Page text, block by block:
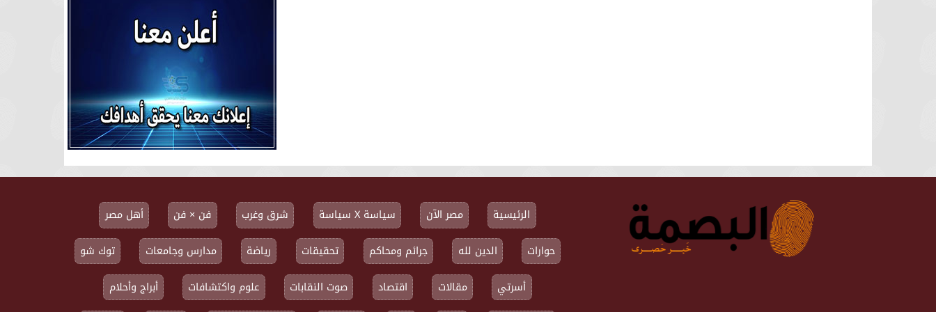
الرئيسية مصر الآن سياسة X سياسة شرق وغرب فن × فن
أهل مصر
حوارات
الدين لله جرائم ومحاكم تحقيقات رياضة مدارس وجامعات
توك شو
أسرتي
مقالات اقتصاد صوت النقابات علوم واكتشافات أبراج وأحلام